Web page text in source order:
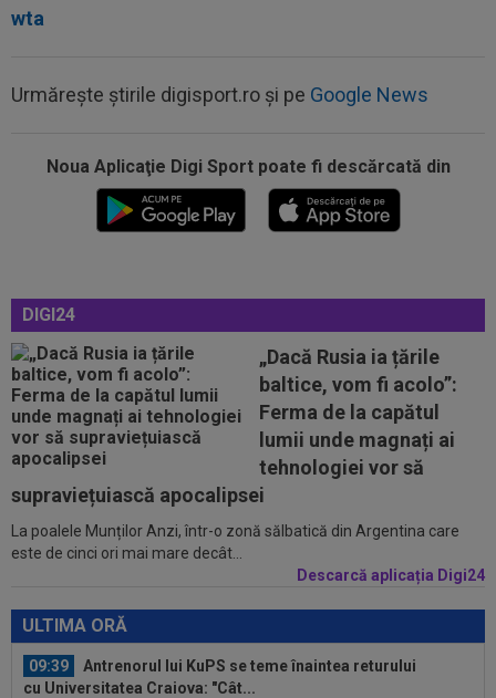
wta
Urmărește știrile digisport.ro și pe Google News
Noua Aplicaţie Digi Sport poate fi descărcată din
DIGI24
„Dacă Rusia ia țările
baltice, vom fi acolo”:
Ferma de la capătul
lumii unde magnați ai
tehnologiei vor să
supraviețuiască apocalipsei
La poalele Munților Anzi, într-o zonă sălbatică din Argentina care
este de cinci ori mai mare decât...
Descarcă aplicația Digi24
ULTIMA ORĂ
Cristi Chivu: ”Avem nevoie de cineva care să
ridice nivelul”. Italienii au...
08:55
Dani Coman s-a dus în vestiar, după victoria cu
Universitatea Craiova...
08:52
O româncă a cucerit America! Record și titlu
mondial
08:46
Răsturnare de situație: fostul fotbalist de la
FCSB nu mai semnează
09:43 EXCLUSIV
Edi Iordănescu nu s-a ferit și a
spus ce îl supără cel mai tare: "Asta trebuie...
Lewandowski!
09:39
Antrenorul lui KuPS se teme înaintea returului
cu Universitatea Craiova: "Cât...